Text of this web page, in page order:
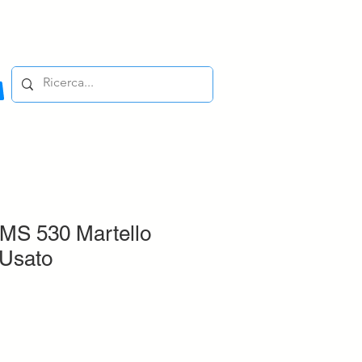
530 Martello